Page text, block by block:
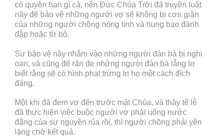
có quyền hạn gì cả, nên Đức Chúa Trời đã truyền luật
nầy để bảo vệ những người vợ sẽ không bị cơn giận
của những người chồng nóng tính và hung bạo đánh
đập hoặc từ bỏ.
Sự bảo vệ nầy nhắm vào những người đàn bà bị nghi
oan, và cũng để răn đe những người đàn bà lẳng lơ
biết rằng sẽ có hình phạt trừng trị họ một cách đích
đáng.
Một khi đã đem vợ đến trước mặt Chúa, và thầy tế lễ
đã thực hiện việc buộc người vợ phải uống nước
đắng của sự nguyền rủa rồi, thì người chồng phải yên
lặng chờ kết quả.